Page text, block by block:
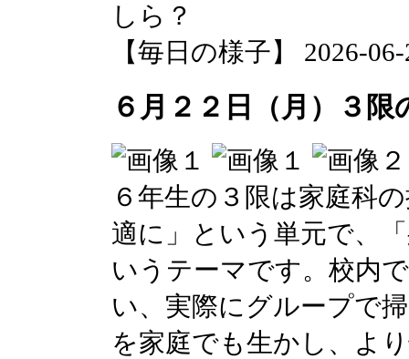
しら？
【毎日の様子】 2026-
６月２２日（月）３限
６年生の３限は家庭科
適に」という単元で、
いうテーマです。校内
い、実際にグループで
を家庭でも生かし、よ